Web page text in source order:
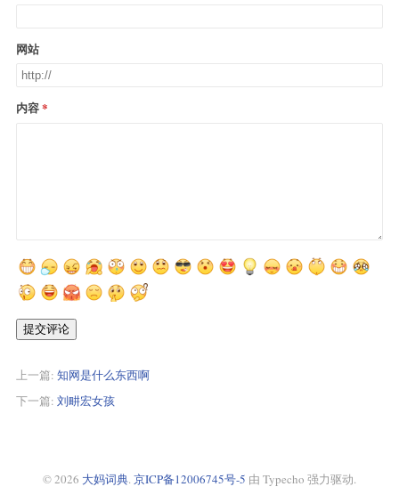
网站
内容
提交评论
上一篇: 知网是什么东西啊
下一篇: 刘畊宏女孩
© 2026 大妈词典. 京ICP备12006745号-5 由 Typecho 强力驱动.